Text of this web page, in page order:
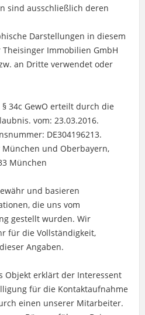
sind ausschließlich deren
Darstellungen in diesem
Immobilien GmbH
an Dritte verwendet oder
34c GewO erteilt durch die
vom: 23.03.2016.
DE304196213.
und Oberbayern,
München
und basieren
die uns vom
gestellt wurden. Wir
für die Vollständigkeit,
Angaben.
Objekt erklärt der Interessent
für die Kontaktaufnahme
einen unserer Mitarbeiter.